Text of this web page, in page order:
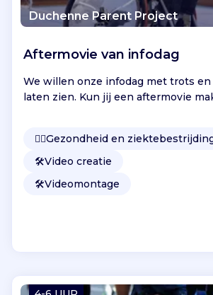
Duchenne Parent Project
Aftermovie van infodag
We willen onze infodag met trots
laten zien. Kun jij een aftermovie
👩‍⚕️Gezondheid en
🛠️Video creatie
🛠️Videomontage